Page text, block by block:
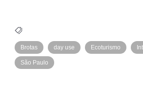
Brotas day use Ecoturismo
São Paulo